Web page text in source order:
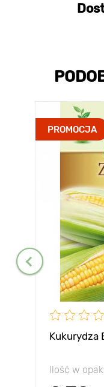
PROMOCJA
Kukurydza
Ilość w